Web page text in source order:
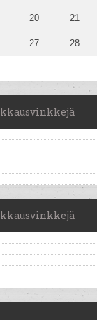
20 21
27 28